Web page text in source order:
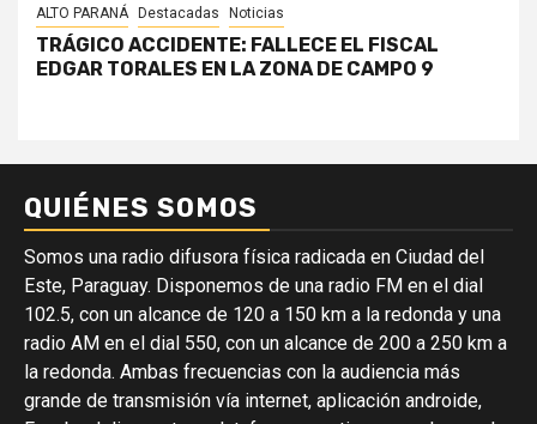
ALTO PARANÁ Destacadas Noticias
TRÁGICO ACCIDENTE: FALLECE EL FISCAL
EDGAR TORALES EN LA ZONA DE CAMPO 9
QUIÉNES SOMOS
Somos una radio difusora física radicada en Ciudad del
Este, Paraguay. Disponemos de una radio FM en el dial
102.5, con un alcance de 120 a 150 km a la redonda y una
radio AM en el dial 550, con un alcance de 200 a 250 km a
la redonda. Ambas frecuencias con la audiencia más
grande de transmisión vía internet, aplicación androide,